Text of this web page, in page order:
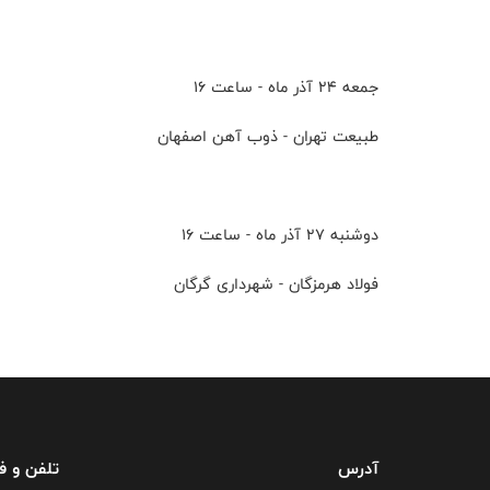
جمعه ۲۴ آذر ماه - ساعت ۱۶
طبیعت تهران - ذوب آهن اصفهان
دوشنبه ۲۷ آذر ماه - ساعت ۱۶
فولاد هرمزگان - شهرداری گرگان
آدرس تلفن